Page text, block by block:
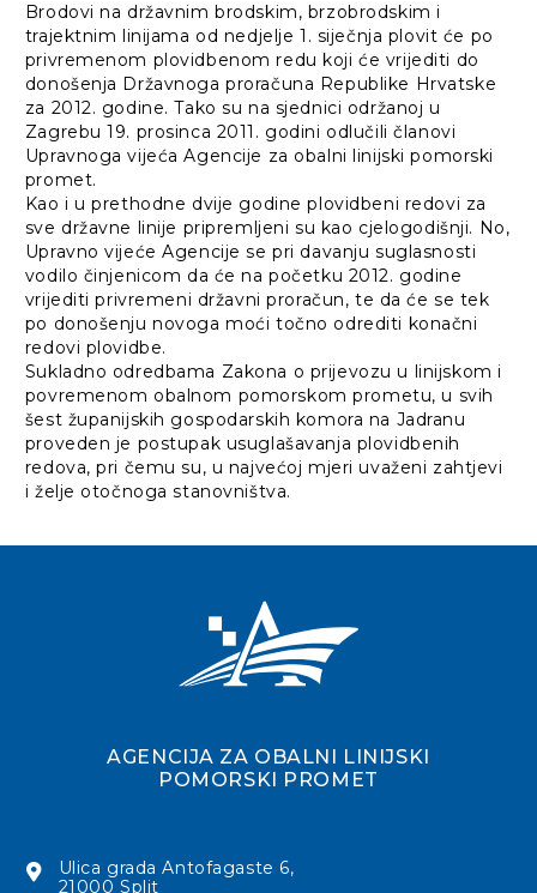
Brodovi na državnim brodskim, brzobrodskim i
trajektnim linijama od nedjelje 1. siječnja plovit će po
privremenom plovidbenom redu koji će vrijediti do
donošenja Državnoga proračuna Republike Hrvatske
za 2012. godine. Tako su na sjednici održanoj u
Zagrebu 19. prosinca 2011. godini odlučili članovi
Upravnoga vijeća Agencije za obalni linijski pomorski
promet.
Kao i u prethodne dvije godine plovidbeni redovi za
sve državne linije pripremljeni su kao cjelogodišnji. No,
Upravno vijeće Agencije se pri davanju suglasnosti
vodilo činjenicom da će na početku 2012. godine
vrijediti privremeni državni proračun, te da će se tek
po donošenju novoga moći točno odrediti konačni
redovi plovidbe.
Sukladno odredbama Zakona o prijevozu u linijskom i
povremenom obalnom pomorskom prometu, u svih
šest županijskih gospodarskih komora na Jadranu
proveden je postupak usuglašavanja plovidbenih
redova, pri čemu su, u najvećoj mjeri uvaženi zahtjevi
i želje otočnoga stanovništva.
AGENCIJA ZA OBALNI LINIJSKI
POMORSKI PROMET
Ulica grada Antofagaste 6,
21000 Split